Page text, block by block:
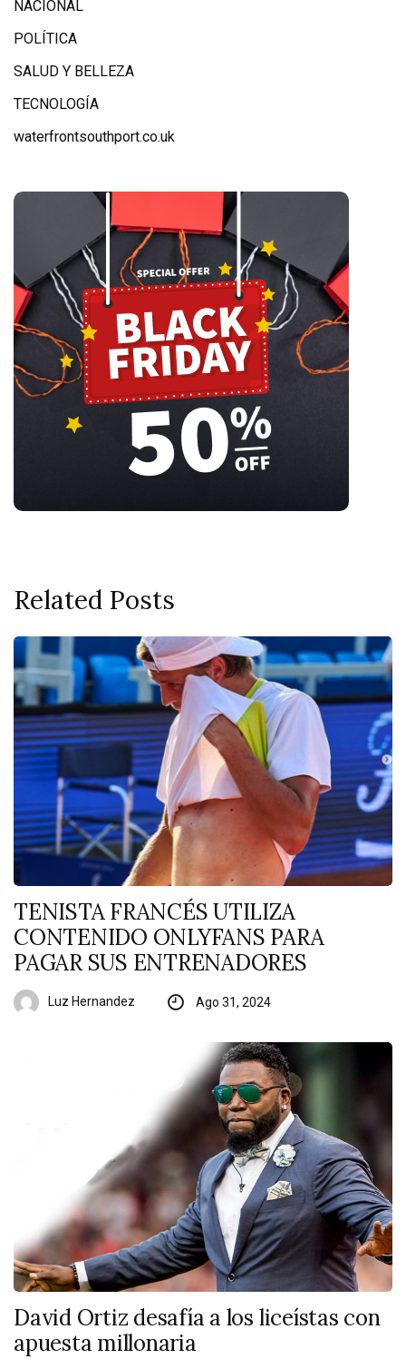
NACIONAL
POLÍTICA
SALUD Y BELLEZA
TECNOLOGÍA
waterfrontsouthport.co.uk
Related Posts
TENISTA FRANCÉS UTILIZA
CONTENIDO ONLYFANS PARA
PAGAR SUS ENTRENADORES
Luz Hernandez Ago 31, 2024
David Ortiz desafía a los liceístas con
apuesta millonaria